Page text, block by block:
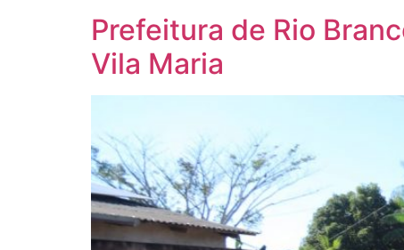
Prefeitura de Rio
Vila Maria